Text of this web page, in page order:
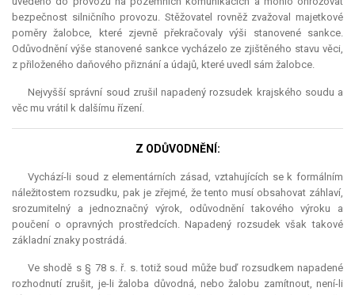
bezpečnost silničního provozu. Stěžovatel rovněž zvažoval majetkové
poměry žalobce, které zjevně překračovaly výši stanovené sankce.
Odůvodnění výše stanovené sankce vycházelo ze zjištěného stavu věci,
z přiloženého daňového přiznání a údajů, které uvedl sám žalobce.
Nejvyšší správní soud zrušil napadený rozsudek krajského soudu a
věc mu vrátil k dalšímu řízení.
Z ODŮVODNĚNÍ:
Vychází-li soud z elementárních zásad, vztahujících se k formálním
náležitostem rozsudku, pak je zřejmé, že tento musí obsahovat záhlaví,
srozumitelný a jednoznačný výrok, odůvodnění takového výroku a
poučení o opravných prostředcích. Napadený rozsudek však takové
základní znaky postrádá.
Ve shodě s § 78 s. ř. s. totiž soud může buď rozsudkem napadené
rozhodnutí zrušit, je-li žaloba důvodná, nebo žalobu zamítnout, není-li